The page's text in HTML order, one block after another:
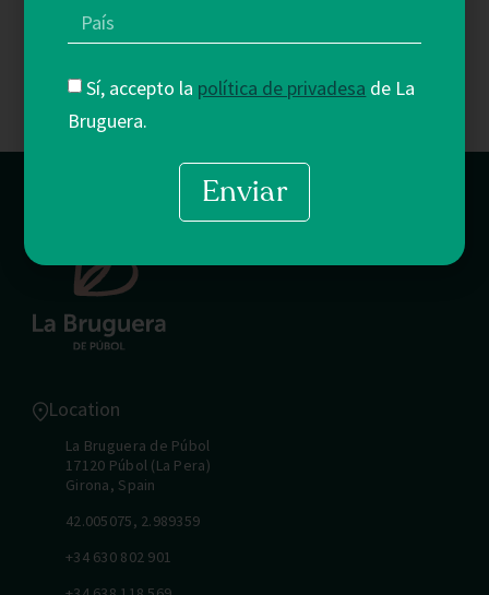
Location
La Bruguera de Púbol
17120 Púbol (La Pera)
Girona, Spain
42.005075, 2.989359
+34 630 802 901
Sí, accepto la política de privadesa de La
Bruguera.
Enviar